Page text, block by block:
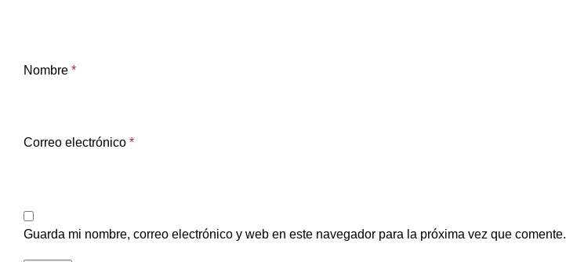
Nombre *
Correo electrónico *
Guarda mi nombre, correo electrónico y web en este navegador para la próxima vez que comente.